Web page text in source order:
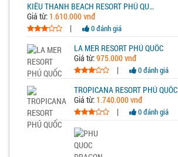
KIỀU THANH BEACH RESORT PHÚ QUỐC
Giá từ: 1.610.000 vnđ
|
0 đánh giá
LA MER RESORT PHÚ QUỐC
Giá từ:975.000 vnđ
|
0 đánh giá
TROPICANA RESORT PHÚ QUỐC
Giá từ: 1.740.000 vnđ
|
0 đánh giá